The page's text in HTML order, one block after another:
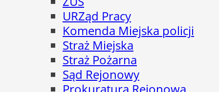
URZąd Pracy
Komenda Miejska policji
Straż Miejska
Straż Pożarna
Sąd Rejonowy
Prokuratura Rejonowa